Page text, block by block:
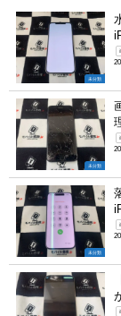
未分類
未分類
未分類